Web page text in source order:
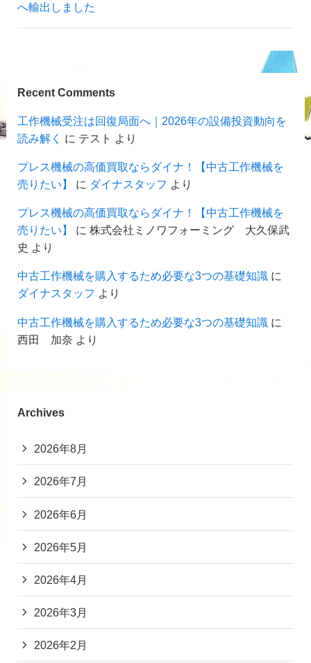
へ輸出しました
Recent Comments
工作機械受注は回復局面へ｜2026年の設備投資動向を
読み解く
に テスト より
プレス機械の高価買取ならダイナ！【中古工作機械を
売りたい】
に ダイナスタッフ より
プレス機械の高価買取ならダイナ！【中古工作機械を
売りたい】
に 株式会社ミノワフォーミング 大久保武
史 より
中古工作機械を購入するため必要な3つの基礎知識に
ダイナスタッフ より
中古工作機械を購入するため必要な3つの基礎知識 に
西田 加奈 より
Archives
2026年8月
2026年7月
2026年6月
2026年5月
2026年4月
2026年3月
2026年2月